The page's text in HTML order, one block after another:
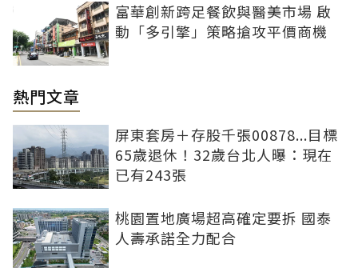
富華創新跨足餐飲與醫美市場 啟
動「多引擎」策略搶攻平價商機
熱門文章
屏東套房＋存股千張00878...目標
65歲退休！32歲台北人曝：現在
已有243張
桃園置地廣場超高確定要拆 國泰
人壽承諾全力配合